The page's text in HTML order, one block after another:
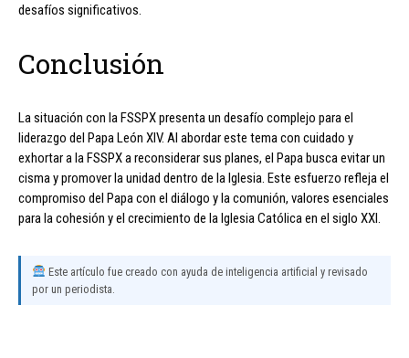
desafíos significativos.
Conclusión
La situación con la FSSPX presenta un desafío complejo para el
liderazgo del Papa León XIV. Al abordar este tema con cuidado y
exhortar a la FSSPX a reconsiderar sus planes, el Papa busca evitar un
cisma y promover la unidad dentro de la Iglesia. Este esfuerzo refleja el
compromiso del Papa con el diálogo y la comunión, valores esenciales
para la cohesión y el crecimiento de la Iglesia Católica en el siglo XXI.
Este artículo fue creado con ayuda de inteligencia artificial y revisado
por un periodista.